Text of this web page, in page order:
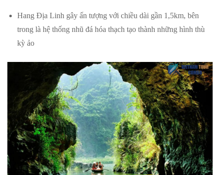
Hang Địa Linh gây ấn tượng với chiều dài gần 1,5km, bên
trong là hệ thống nhũ đá hóa thạch tạo thành những hình thù
kỳ ảo